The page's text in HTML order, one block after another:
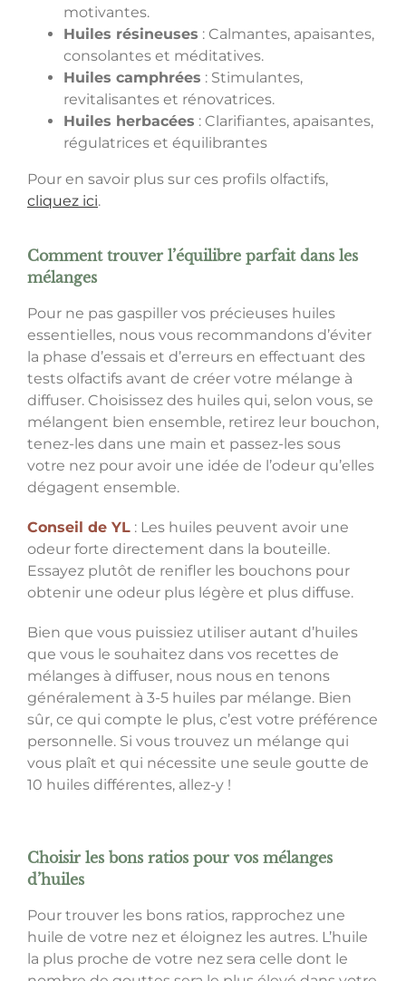
motivantes.
Huiles résineuses : Calmantes, apaisantes,
consolantes et méditatives.
Huiles camphrées : Stimulantes,
revitalisantes et rénovatrices.
Huiles herbacées : Clarifiantes, apaisantes,
régulatrices et équilibrantes
Pour en savoir plus sur ces profils olfactifs,
cliquez ici.
Comment trouver l’équilibre parfait dans les
mélanges
Pour ne pas gaspiller vos précieuses huiles
essentielles, nous vous recommandons d’éviter
la phase d’essais et d’erreurs en effectuant des
tests olfactifs avant de créer votre mélange à
diffuser. Choisissez des huiles qui, selon vous, se
mélangent bien ensemble, retirez leur bouchon,
tenez-les dans une main et passez-les sous
votre nez pour avoir une idée de l’odeur qu’elles
dégagent ensemble.
Conseil de YL : Les huiles peuvent avoir une
odeur forte directement dans la bouteille.
Essayez plutôt de renifler les bouchons pour
obtenir une odeur plus légère et plus diffuse.
Bien que vous puissiez utiliser autant d’huiles
que vous le souhaitez dans vos recettes de
mélanges à diffuser, nous nous en tenons
généralement à 3-5 huiles par mélange. Bien
sûr, ce qui compte le plus, c’est votre préférence
personnelle. Si vous trouvez un mélange qui
vous plaît et qui nécessite une seule goutte de
10 huiles différentes, allez-y !
Choisir les bons ratios pour vos mélanges
d’huiles
Pour trouver les bons ratios, rapprochez une
huile de votre nez et éloignez les autres. L’huile
la plus proche de votre nez sera celle dont le